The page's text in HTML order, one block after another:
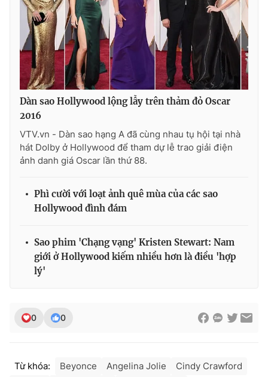
Ðiện thoại Thời báo VTV: 024.66 897 897
Email:toasoan@vtv.vn
Liên hệ quảng cáo:024-7300.7108
® Cấm sao chép dưới mọi hình thức nếu không có sự chấp
Dàn sao Hollywood lộng lẫy trên thảm đỏ Oscar
2016
VTV.vn - Dàn sao hạng A đã cùng nhau tụ hội tại nhà
hát Dolby ở Hollywood để tham dự lễ trao giải điện
ảnh danh giá Oscar lần thứ 88.
Phì cười với loạt ảnh quê mùa của các sao
Hollywood đình đám
Sao phim 'Chạng vạng' Kristen Stewart: Nam
giới ở Hollywood kiếm nhiều hơn là điều 'hợp
lý'
0 0
Từ khóa: Beyonce Angelina Jolie
Cindy Crawford